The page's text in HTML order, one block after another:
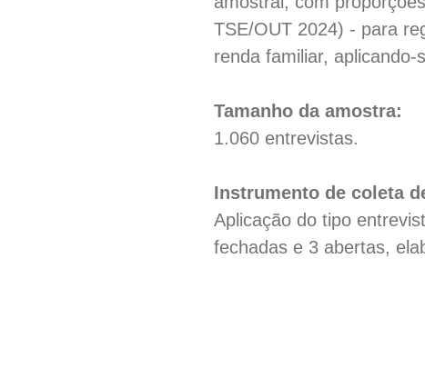
TSE/OUT 2024) - para
renda familiar,
Tamanho da amostra:
1.060 entrevistas.
Instrumento de coleta
Aplicação do tipo
fechadas e 3 abertas,